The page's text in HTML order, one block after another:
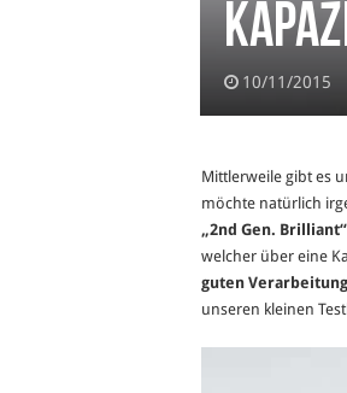
10/11/2015
Mittlerweile gibt es
möchte natürlich
„2nd Gen. Brilliant“
welcher über eine
guten Verarbeitung
unseren kleinen